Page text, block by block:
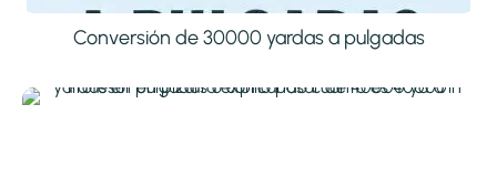
Conversión de 30000 yardas a pulgadas